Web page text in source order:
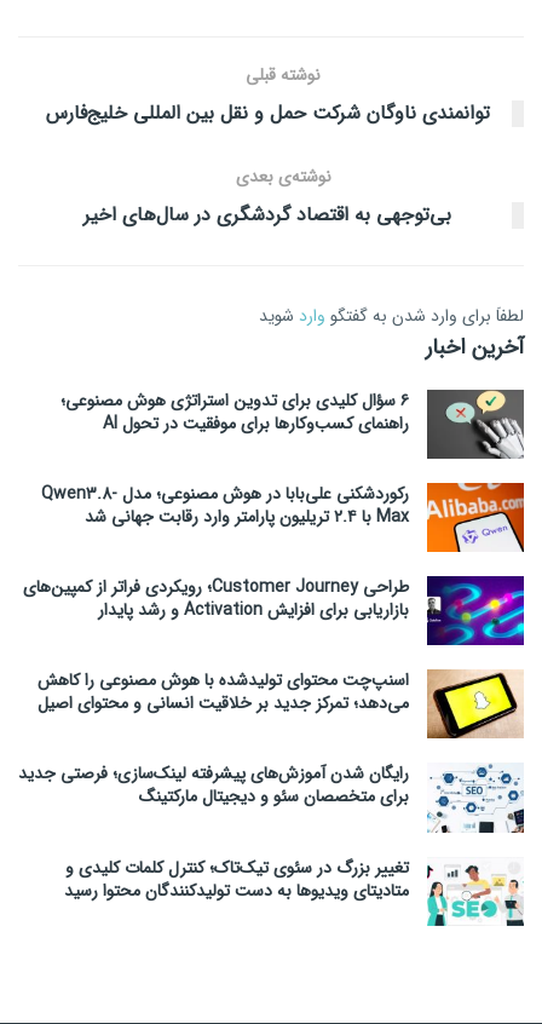
نوشته قبلی
توانمندی ناوگان شرکت حمل و نقل بین المللی خلیج‌فارس
نوشته‌ی بعدی
بی‌توجهی به اقتصاد گردشگری در سال‌های اخیر
لطفاَ برای وارد شدن به گفتگو وارد شوید
آخرین اخبار
۶ سؤال کلیدی برای تدوین استراتژی هوش مصنوعی؛
راهنمای کسب‌وکارها برای موفقیت در تحول AI
رکوردشکنی علی‌بابا در هوش مصنوعی؛ مدل Qwen3.8-
Max با ۲.۴ تریلیون پارامتر وارد رقابت جهانی شد
طراحی Customer Journey؛ رویکردی فراتر از کمپین‌های
بازاریابی برای افزایش Activation و رشد پایدار
اسنپ‌چت محتوای تولیدشده با هوش مصنوعی را کاهش
می‌دهد؛ تمرکز جدید بر خلاقیت انسانی و محتوای اصیل
رایگان شدن آموزش‌های پیشرفته لینک‌سازی؛ فرصتی جدید
برای متخصصان سئو و دیجیتال مارکتینگ
تغییر بزرگ در سئوی تیک‌تاک؛ کنترل کلمات کلیدی و
متادیتای ویدیوها به دست تولیدکنندگان محتوا رسید